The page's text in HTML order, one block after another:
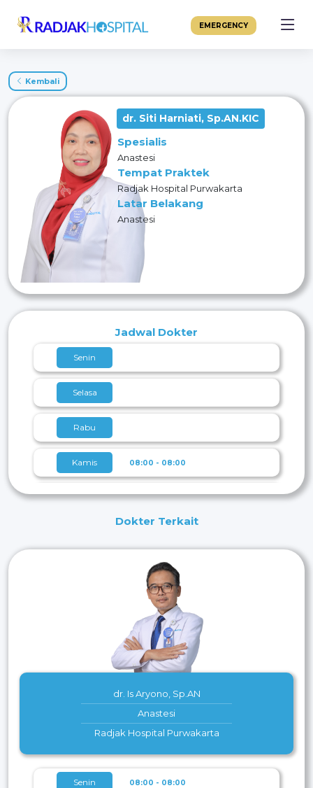
EMERGENCY
Kembali
dr. Siti Harniati, Sp.AN.KIC
Spesialis
Anastesi
Tempat Praktek
Radjak Hospital Purwakarta
Latar Belakang
Anastesi
Jadwal Dokter
Senin
Selasa
Rabu
Kamis 08:00 - 08:00
Jumat 08:00 - 08:00
Dokter Terkait
dr. Is Aryono, Sp.AN
Anastesi
Radjak Hospital Purwakarta
Senin 08:00 - 08:00